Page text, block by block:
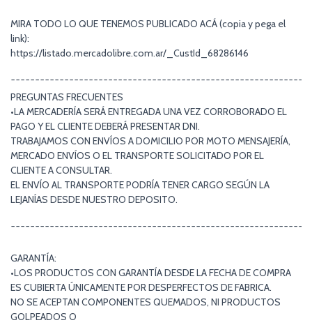
MIRA TODO LO QUE TENEMOS PUBLICADO ACÁ (copia y pega el
link):
https://listado.mercadolibre.com.ar/_CustId_68286146
PREGUNTAS FRECUENTES
•LA MERCADERÍA SERÁ ENTREGADA UNA VEZ CORROBORADO EL
PAGO Y EL CLIENTE DEBERÁ PRESENTAR DNI.
TRABAJAMOS CON ENVÍOS A DOMICILIO POR MOTO MENSAJERÍA,
MERCADO ENVÍOS O EL TRANSPORTE SOLICITADO POR EL
CLIENTE A CONSULTAR.
EL ENVÍO AL TRANSPORTE PODRÍA TENER CARGO SEGÚN LA
LEJANÍAS DESDE NUESTRO DEPOSITO.
GARANTÍA:
•LOS PRODUCTOS CON GARANTÍA DESDE LA FECHA DE COMPRA
ES CUBIERTA ÚNICAMENTE POR DESPERFECTOS DE FABRICA.
NO SE ACEPTAN COMPONENTES QUEMADOS, NI PRODUCTOS
GOLPEADOS O